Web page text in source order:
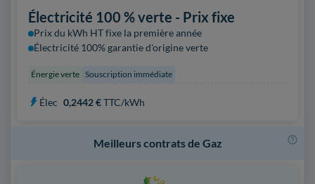
Électricité 100 % verte - Prix fixe
Prix du kWh HT fixe la première année
Électricité 100% garantie d'origine verte
Énergie verte Souscription immédiate
Élec 0,2442 €TTC/kWh
Meilleurs contrats de Gaz